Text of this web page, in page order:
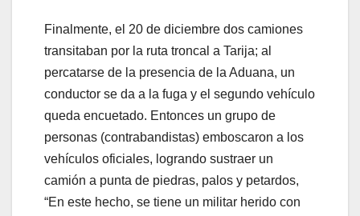
Finalmente, el 20 de diciembre dos camiones
transitaban por la ruta troncal a Tarija; al
percatarse de la presencia de la Aduana, un
conductor se da a la fuga y el segundo vehículo
queda encuetado. Entonces un grupo de
personas (contrabandistas) emboscaron a los
vehículos oficiales, logrando sustraer un
camión a punta de piedras, palos y petardos,
“En este hecho, se tiene un militar herido con